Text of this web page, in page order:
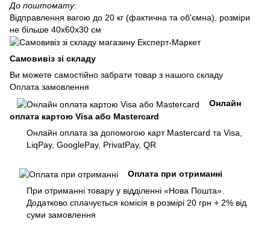
До поштомату:
Відправлення вагою до 20 кг (фактична та об'ємна), розміри
не більше 40х60х30 см
Самовивіз зі складу
Ви можете самостійно забрати товар з нашого складу
Оплата замовлення
Онлайн
оплата картою Visa або Mastercard
Онлайн оплата за допомогою карт Mastercard та Visa,
LiqPay, GooglePay, PrivatPay, QR
Оплата при отриманні
При отриманні товару у відділенні «Нова Пошта».
Додатково сплачується комісія в розмірі 20 грн + 2% від
суми замовлення